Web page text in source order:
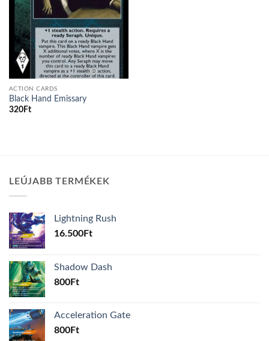
ACTION CARDS
Black Hand Emissary
320Ft
LEÚJABB TERMÉKEK
Lightning Rush
16.500Ft
Shadow Dash
800Ft
Acceleration Gate
800Ft